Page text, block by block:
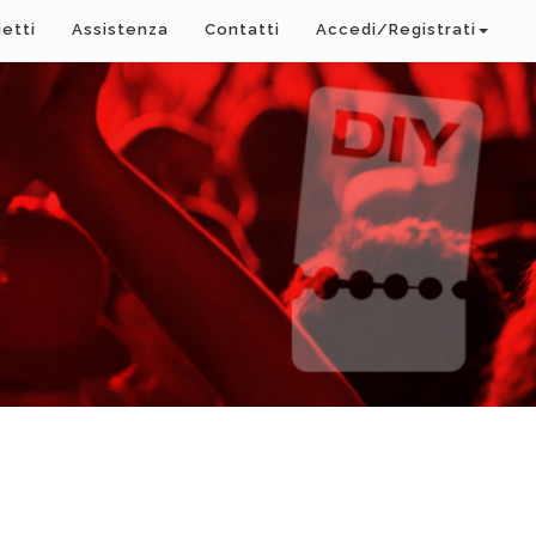
Assistenza Contatti Accedi/Registrati